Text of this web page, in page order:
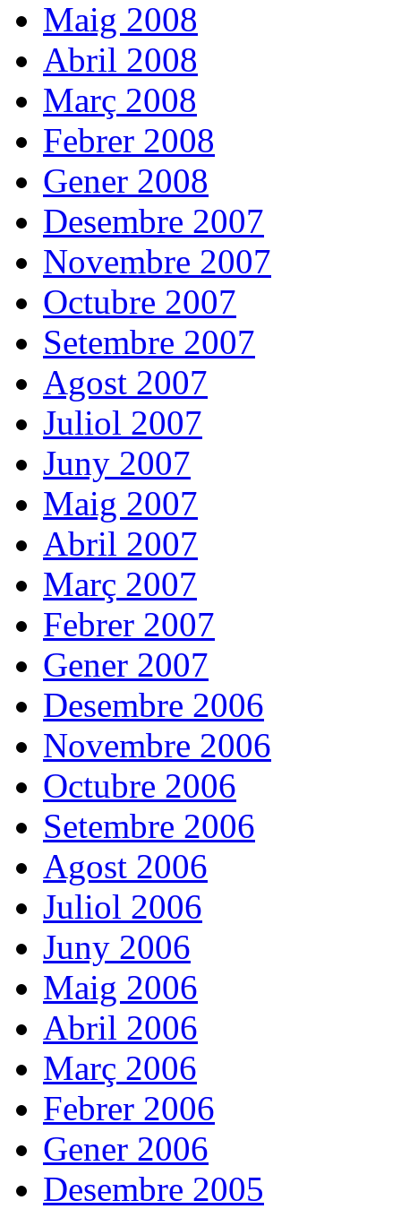
Maig 2008
Abril 2008
Març 2008
Febrer 2008
Gener 2008
Desembre 2007
Novembre 2007
Octubre 2007
Setembre 2007
Agost 2007
Juliol 2007
Juny 2007
Maig 2007
Abril 2007
Març 2007
Febrer 2007
Gener 2007
Desembre 2006
Novembre 2006
Octubre 2006
Setembre 2006
Agost 2006
Juliol 2006
Juny 2006
Maig 2006
Abril 2006
Març 2006
Febrer 2006
Gener 2006
Desembre 2005